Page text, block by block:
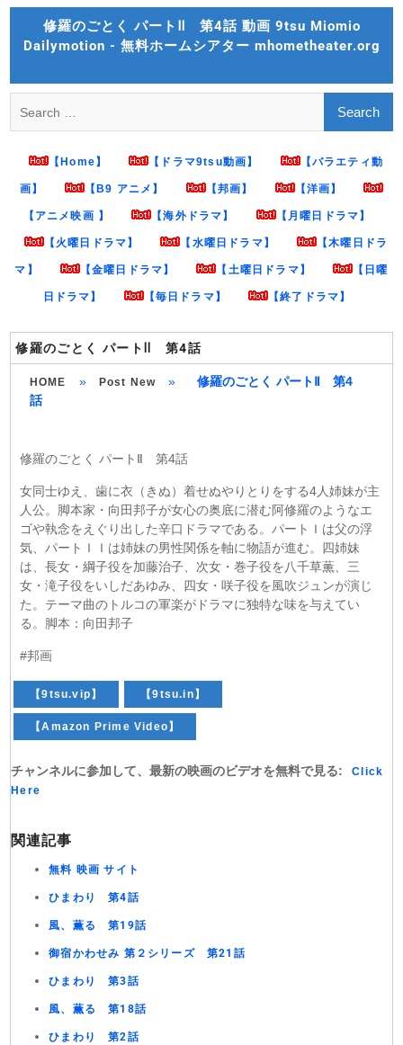
Skip
content
修羅のごとく パートⅡ 第4話 動画 9tsu Miomio
Dailymotion - 無料ホームシアター mhometheater.org
for:
【Home】 【ドラマ9tsu動画】 【バラエティ動
画】 【B9 アニメ】 【邦画】 【洋画】
【アニメ映画 】 【海外ドラマ】 【月曜日ドラマ】
【火曜日ドラマ】 【水曜日ドラマ】 【木曜日ドラ
マ】 【金曜日ドラマ】 【土曜日ドラマ】 【日曜
日ドラマ】 【毎日ドラマ】 【終了ドラマ】
修羅のごとく パートⅡ 第4話
HOME » Post New »
修羅のごとく パートⅡ 第4
話
修羅のごとく パートⅡ 第4話
女同士ゆえ、歯に衣（きぬ）着せぬやりとりをする4人姉妹が主
人公。脚本家・向田邦子が女心の奥底に潜む阿修羅のようなエ
ゴや執念をえぐり出した辛口ドラマである。パートＩは父の浮
気、パートＩＩは姉妹の男性関係を軸に物語が進む。四姉妹
は、長女・綱子役を加藤治子、次女・巻子役を八千草薫、三
女・滝子役をいしだあゆみ、四女・咲子役を風吹ジュンが演じ
た。テーマ曲のトルコの軍楽がドラマに独特な味を与えてい
る。脚本：向田邦子
#邦画
【9tsu.vip】 【9tsu.in】
【Amazon Prime Video】
チャンネルに参加して、最新の映画のビデオを無料で見る:
Click
Here
関連記事
無料 映画 サイト
ひまわり 第4話
風、薫る 第19話
御宿かわせみ 第２シリーズ 第21話
ひまわり 第3話
風、薫る 第18話
ひまわり 第2話